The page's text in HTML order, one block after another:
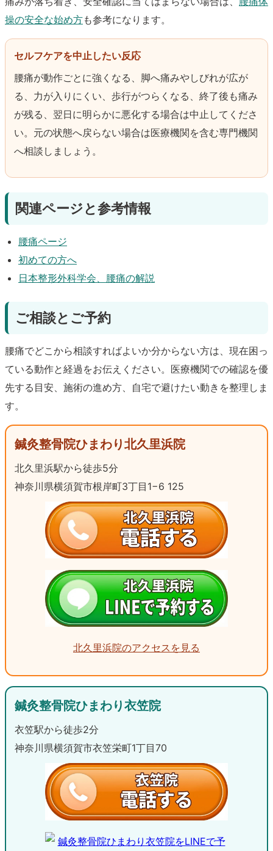
操の安全な始め方も参考になります。
セルフケアを中止したい反応
腰痛が動作ごとに強くなる、脚へ痛みやしびれが広が
る、力が入りにくい、歩行がつらくなる、終了後も痛み
が残る、翌日に明らかに悪化する場合は中止してくださ
い。元の状態へ戻らない場合は医療機関を含む専門機関
へ相談しましょう。
関連ページと参考情報
腰痛ページ
初めての方へ
日本整形外科学会、腰痛の解説
ご相談とご予約
腰痛でどこから相談すればよいか分からない方は、現在困っ
ている動作と経過をお伝えください。医療機関での確認を優
先する目安、施術の進め方、自宅で避けたい動きを整理しま
す。
鍼灸整骨院ひまわり北久里浜院
北久里浜駅から徒歩5分
神奈川県横須賀市根岸町3丁目1−6 125
北久里浜院のアクセスを見る
鍼灸整骨院ひまわり衣笠院
衣笠駅から徒歩2分
神奈川県横須賀市衣笠栄町1丁目70